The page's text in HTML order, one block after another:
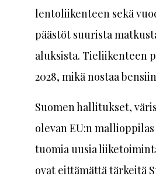
lentoliikenteen sekä
päästöt suurista
aluksista. Tieliikenteen
2028, mikä nostaa
Suomen hallitukset,
olevan EU:n
tuomia uusia
ovat eittämättä tärkeitä